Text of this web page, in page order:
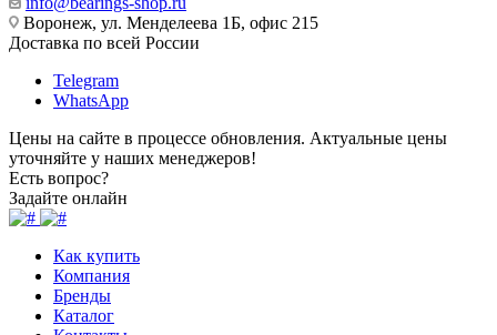
Воронеж, ул. Менделеева 1Б, офис 215
Доставка по всей России
Telegram
WhatsApp
Цены на сайте в процессе обновления. Актуальные цены
уточняйте у наших менеджеров!
Есть вопрос?
Задайте онлайн
Как купить
Компания
Бренды
Каталог